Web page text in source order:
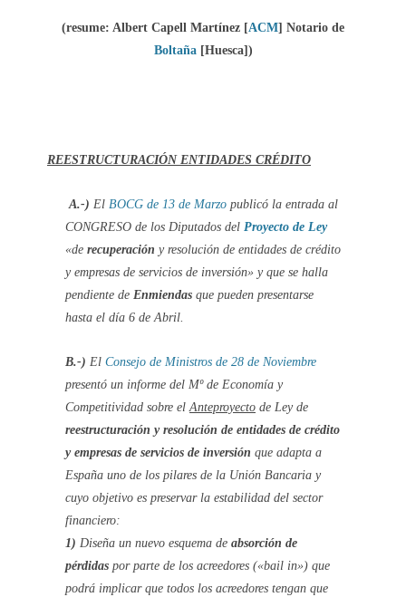
(resume: Albert Capell Martínez [ACM] Notario de
Boltaña[Huesca] )
REESTRUCTURACIÓN ENTIDADES CRÉDITO
A.-) El BOCG de 13 de Marzo publicó la entrada al
CONGRESO de los Diputados del Proyecto de Ley
«de recuperación y resolución de entidades de crédito
y empresas de servicios de inversión» y que se halla
pendiente de Enmiendas que pueden presentarse
hasta el día 6 de Abril.
B.-) El Consejo de Ministros de 28 de Noviembre
presentó un informe del Mº de Economía y
Competitividad sobre elAnteproyecto de Ley de
reestructuración y resolución de entidades de crédito
y empresas de servicios de inversión que adapta a
España uno de los pilares de la Unión Bancaria y
cuyo objetivo es preservar la estabilidad del sector
financiero:
1) Diseña un nuevo esquema de absorción de
pérdidas por parte de los acreedores («bail in») que
podrá implicar que todos los acreedores tengan que